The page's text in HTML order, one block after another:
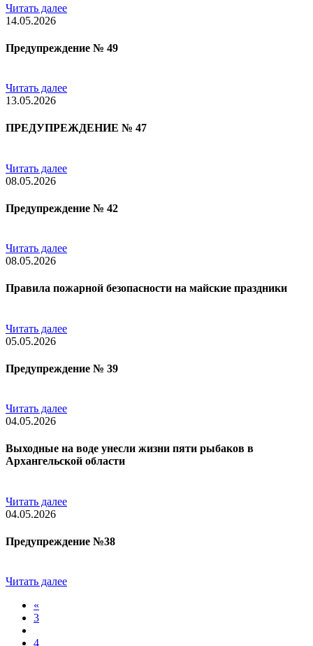
Читать далее
14.05.2026
Предупреждение № 49
Читать далее
13.05.2026
ПРЕДУПРЕЖДЕНИЕ № 47
Читать далее
08.05.2026
Предупреждение № 42
Читать далее
08.05.2026
Правила пожарной безопасности на майские праздники
Читать далее
05.05.2026
Предупреждение № 39
Читать далее
04.05.2026
Выходные на воде унесли жизни пяти рыбаков в
Архангельской области
Читать далее
04.05.2026
Предупреждение №38
Читать далее
«
3
4